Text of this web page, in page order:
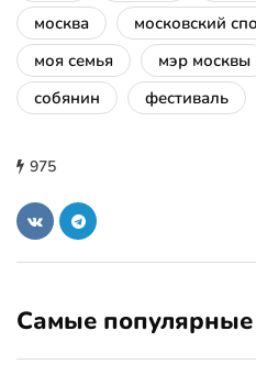
москва
московский
моя семья
мэр москвы
собянин
фестиваль
975
Самые популярные